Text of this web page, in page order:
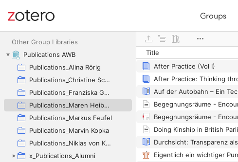
Site navigation
Groups
Other Group Libraries
Publications AWB
Publications_Alina Rörig
Publications_Christine Schmid
Publications_Franziska Günther
Publications_Maren Heibges (geb. Klotz)
Publications_Markus Feufel
Publications_Marvin Kopka
Publications_Niklas von Kalckreuth
x_Publications_Alumni
Title
After Practice (Vol I)